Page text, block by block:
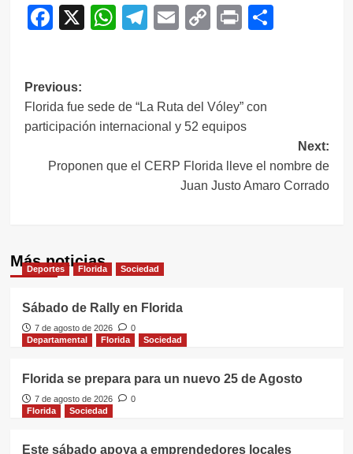
Facebook
X WhatsApp
Telegram
EmailCopy
Print
Navegación
de
entradas
Previous:
Florida fue sede de “La Ruta del Vóley” con
participación internacional y 52 equipos
Next:
Proponen que el CERP Florida lleve el nombre de
Juan Justo Amaro Corrado
Más noticias
Deportes Florida Sociedad
Sábado de Rally en Florida
7 de agosto de 2026
0
Departamental
Florida Sociedad
Florida se prepara para un nuevo 25 de Agosto
7 de agosto de 2026
0
Florida
Sociedad
Este sábado apoya a emprendedores locales